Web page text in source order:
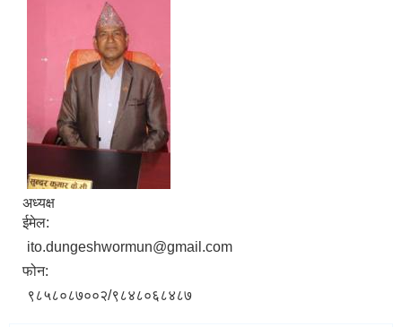
अध्यक्ष
ईमेल:
ito.dungeshwormun@gmail.com
फोन:
९८५८०८७००२/९८४८०६८४८७